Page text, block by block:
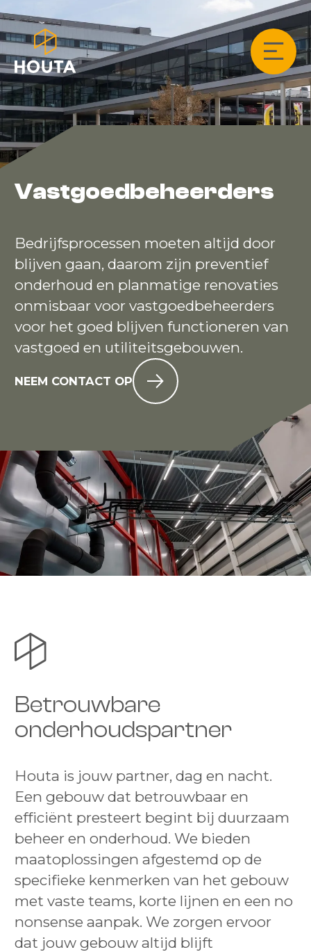
Vastgoedbeheerders
Bedrijfsprocessen moeten altijd door
blijven gaan, daarom zijn preventief
onderhoud en planmatige renovaties
onmisbaar voor vastgoedbeheerders
voor het goed blijven functioneren van
vastgoed en utiliteitsgebouwen.
NEEM CONTACT OP
Betrouwbare
onderhoudspartner
Houta is jouw partner, dag en nacht.
Een gebouw dat betrouwbaar en
efficiënt presteert begint bij duurzaam
beheer en onderhoud. We bieden
maatoplossingen afgestemd op de
specifieke kenmerken van het gebouw
met vaste teams, korte lijnen en een no
nonsense aanpak. We zorgen ervoor
dat jouw gebouw altijd blijft